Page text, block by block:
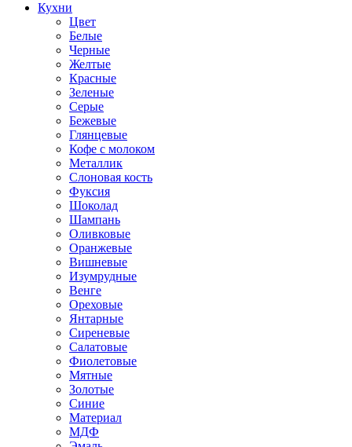
Кухни
Цвет
Белые
Черные
Желтые
Красные
Зеленые
Серые
Бежевые
Глянцевые
Кофе с молоком
Металлик
Слоновая кость
Фуксия
Шоколад
Шампань
Оливковые
Оранжевые
Вишневые
Изумрудные
Венге
Ореховые
Янтарные
Сиреневые
Салатовые
Фиолетовые
Мятные
Золотые
Синие
Материал
МДФ